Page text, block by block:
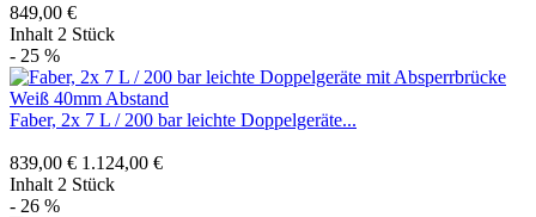
849,00 €
Inhalt 2 Stück
- 25 %
Faber, 2x 7 L / 200 bar leichte Doppelgeräte...
839,00 € 1.124,00 €
Inhalt 2 Stück
- 26 %